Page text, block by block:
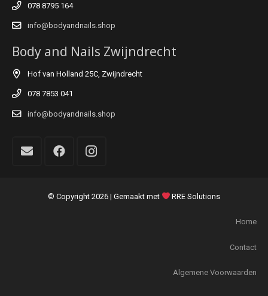
078 8795 164
info@bodyandnails.shop
Body and Nails Zwijndrecht
Hof van Holland 25C, Zwijndrecht
078 7853 041
info@bodyandnails.shop
© Copyright 2026 | Gemaakt met RRE Solutions
Home
Contact
Algemene Voorwaarden